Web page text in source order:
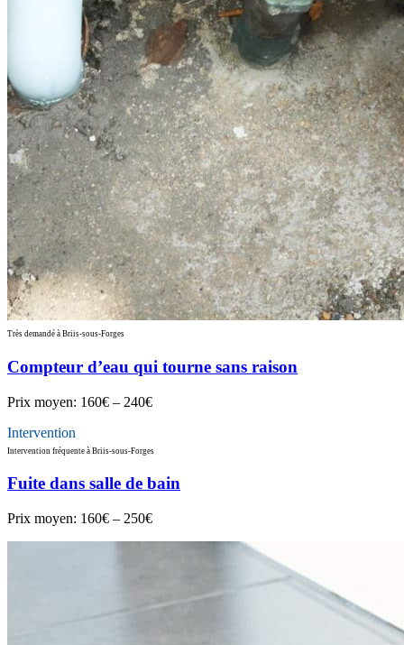
Très demandé à Briis-sous-Forges
Compteur d’eau qui tourne sans raison
Prix moyen: 160€ – 240€
Intervention
Intervention fréquente à Briis-sous-Forges
Fuite dans salle de bain
Prix moyen: 160€ – 250€